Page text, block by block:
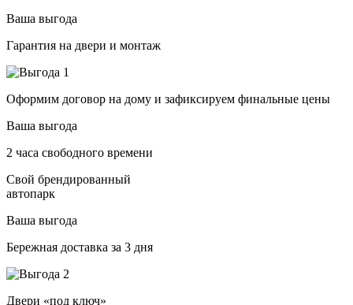
Ваша выгода
Гарантия на двери и монтаж
Оформим договор на дому и зафиксируем финальные цены
Ваша выгода
2 часа свободного времени
Свой брендированный
автопарк
Ваша выгода
Бережная доставка за 3 дня
Двери «под ключ»